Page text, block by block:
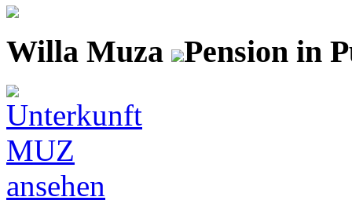
Willa Muza Pension in